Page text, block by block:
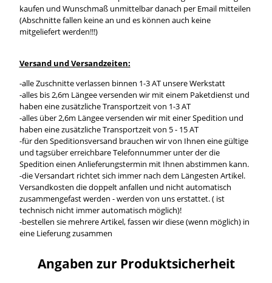
kaufen und Wunschmaß unmittelbar danach per Email mitteilen
(Abschnitte fallen keine an und es können auch keine
mitgeliefert werden!!!)
Versand und Versandzeiten:
-alle Zuschnitte verlassen binnen 1-3 AT unsere Werkstatt
-alles bis 2,6m Längee versenden wir mit einem Paketdienst und
haben eine zusätzliche Transportzeit von 1-3 AT
-alles über 2,6m Längee versenden wir mit einer Spedition und
haben eine zusätzliche Transportzeit von 5 - 15 AT
-für den Speditionsversand brauchen wir von Ihnen eine gültige
und tagsüber erreichbare Telefonnummer unter der die
Spedition einen Anlieferungstermin mit Ihnen abstimmen kann.
-die Versandart richtet sich immer nach dem Längesten Artikel.
Versandkosten die doppelt anfallen und nicht automatisch
zusammengefast werden - werden von uns erstattet. ( ist
technisch nicht immer automatisch möglich)!
-bestellen sie mehrere Artikel, fassen wir diese (wenn möglich) in
eine Lieferung zusammen
Angaben zur Produktsicherheit